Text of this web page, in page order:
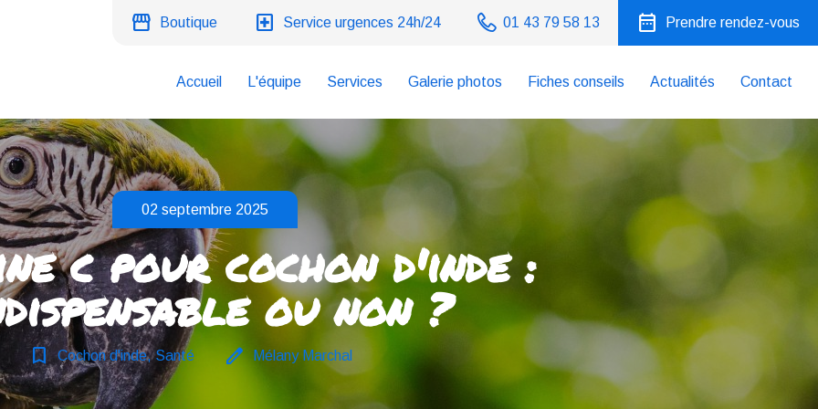
storefront Boutique local_hospital Service urgences 24h/24 01 43 79 58 13 date_range Prendre rendez-vous
Accueil L'équipe Services Galerie photos Fiches conseils Actualités Contact
02 septembre 2025
c pour cochon d'inde​ :
ou non ?
bookmark_border Cochon d'inde, Santé edit Mélany Marchal